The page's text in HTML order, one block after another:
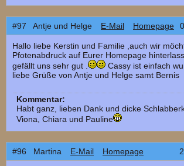
#97 Antje und Helge E-Mail Homepage
Hallo liebe Kerstin und Familie ,auch wir
Pfotenabdruck auf Eurer Homepage
gefällt uns sehr gut .
Cassy ist einfach
liebe Grüße von Antje und Helge samt Bernis
Kommentar:
Habt ganz, lieben Dank und dicke
Viona, Chiara und Pauline
#96 Martina E-Mail Homepage